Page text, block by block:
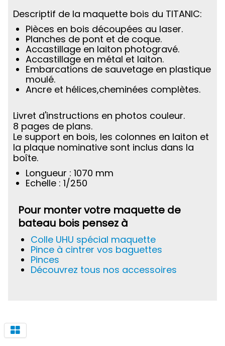
Descriptif de la maquette bois du TITANIC:
Pièces en bois découpées au laser.
Planches de pont et de coque.
Accastillage en laiton photogravé.
Accastillage en métal et laiton.
Embarcations de sauvetage en plastique
moulé.
Ancre et hélices,cheminées complètes.
Livret d'instructions en photos couleur.
8 pages de plans.
Le support en bois, les colonnes en laiton et
la plaque nominative sont inclus dans la
boîte.
Longueur : 1070 mm
Echelle : 1/250
Pour monter votre maquette de
bateau bois pensez à
Colle UHU spécial maquette
Pince à cintrer vos baguettes
Pinces
Découvrez tous nos accessoires